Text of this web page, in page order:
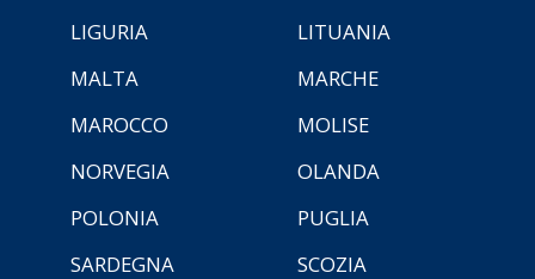
LIGURIA
LITUANIA
MALTA
MARCHE
MAROCCO
MOLISE
NORVEGIA
OLANDA
POLONIA
PUGLIA
SARDEGNA
SCOZIA